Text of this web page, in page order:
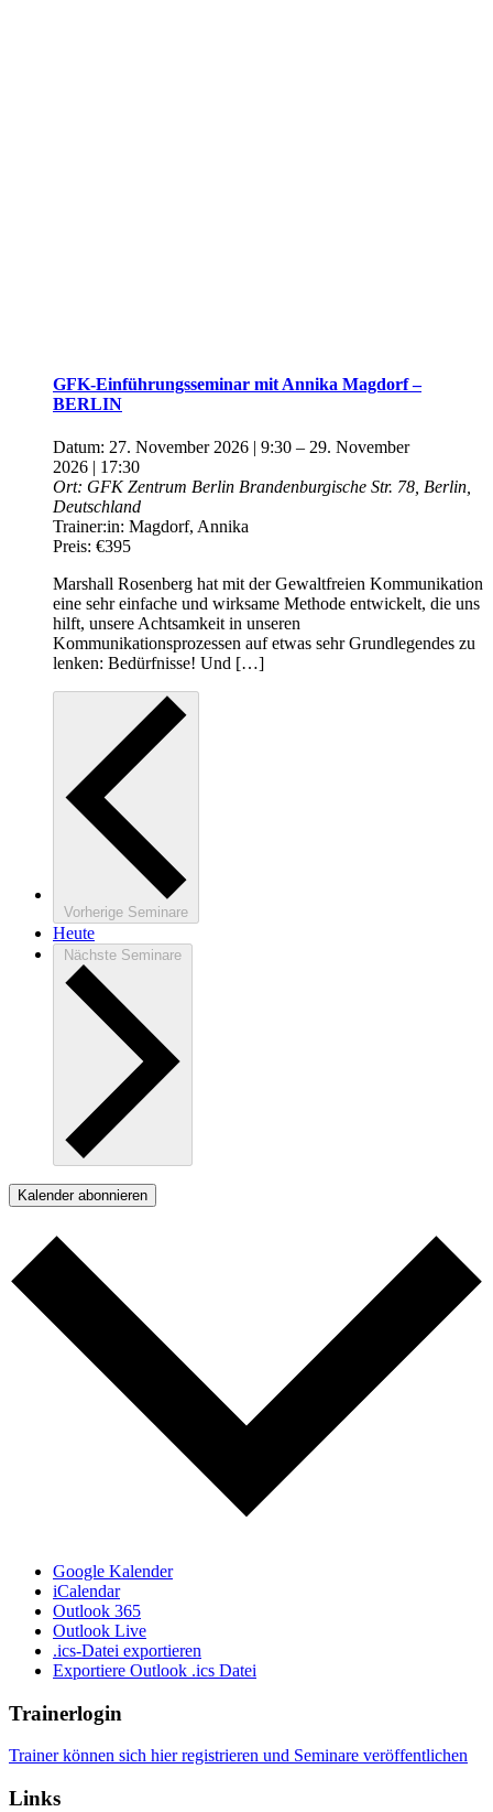
GFK-Einführungsseminar mit Annika Magdorf –
BERLIN
Datum: 27. November 2026 | 9:30 – 29. November
2026 | 17:30
Ort: GFK Zentrum Berlin Brandenburgische Str. 78, Berlin,
Deutschland
Trainer:in: Magdorf, Annika
Preis: €395
Marshall Rosenberg hat mit der Gewaltfreien Kommunikation
eine sehr einfache und wirksame Methode entwickelt, die uns
hilft, unsere Achtsamkeit in unseren
Kommunikationsprozessen auf etwas sehr Grundlegendes zu
lenken: Bedürfnisse! Und […]
Vorherige Seminare
Heute
Nächste Seminare
Kalender abonnieren
Google Kalender
iCalendar
Outlook 365
Outlook Live
.ics-Datei exportieren
Exportiere Outlook .ics Datei
Trainerlogin
Trainer können sich hier registrieren und Seminare veröffentlichen
Links